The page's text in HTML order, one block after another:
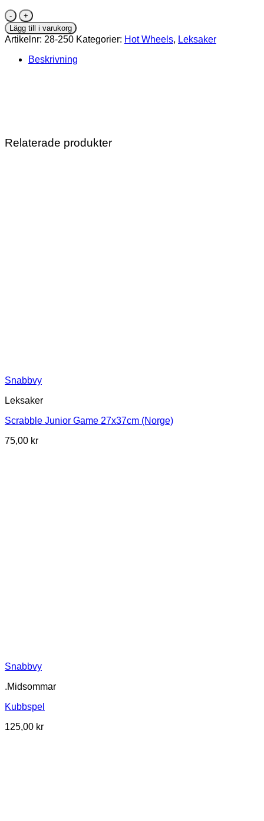
Hot
Wheels
1:64
1990
Honda
Civic
Lägg till i varukorg
Artikelnr: 28-250 Kategorier: Hot Wheels, Leksaker
Beskrivning
Relaterade produkter
Snabbvy
Leksaker
Scrabble Junior Game 27x37cm (Norge)
75,00 kr
Snabbvy
.Midsommar
Kubbspel
125,00 kr